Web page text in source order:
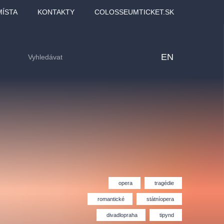
KONTAKTY COLOSSEUMTICKET.SK
EN
opera tragédie
romantické státníopera
divadlopraha tipynd
Love2Dance - Láska,
Filmový orchestr Praha
v Novoměstské radnici